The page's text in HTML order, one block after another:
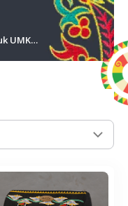
Produk UMKM KKI